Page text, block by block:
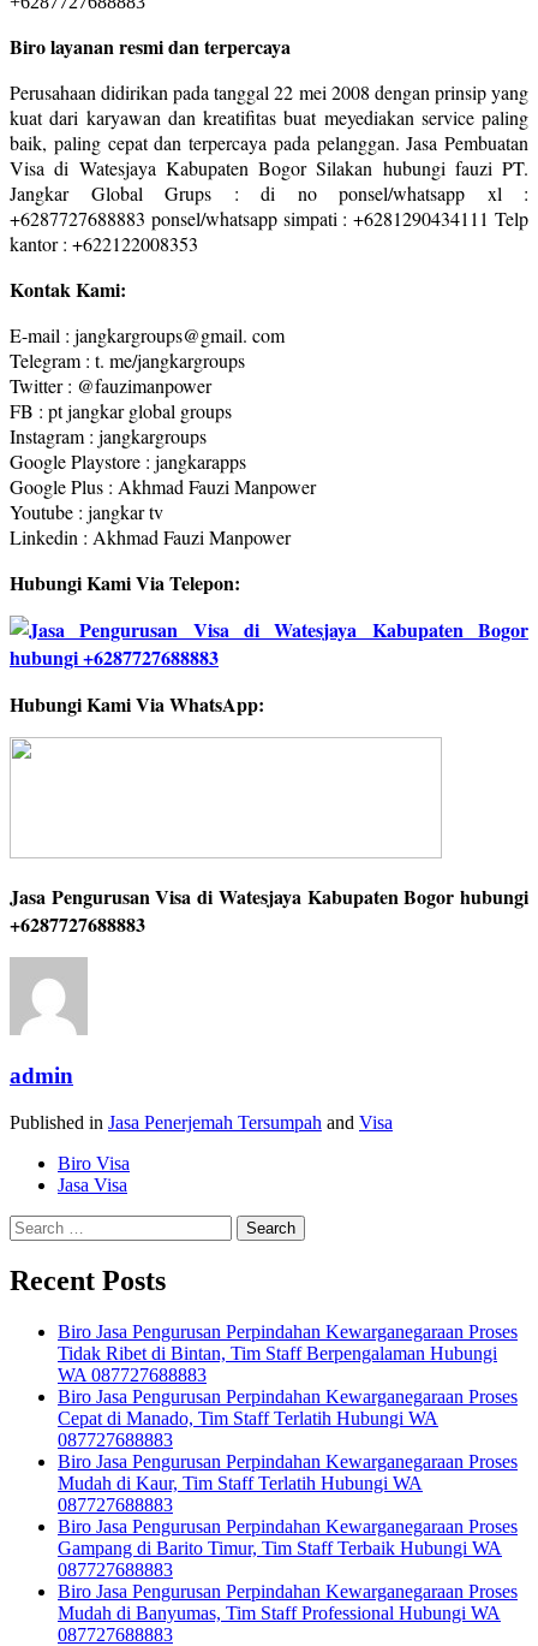
Biro layanan resmi dan terpercaya
Perusahaan didirikan pada tanggal 22 mei 2008 dengan prinsip yang
kuat dari karyawan dan kreatifitas buat meyediakan service paling
baik, paling cepat dan terpercaya pada pelanggan. Jasa Pembuatan
Visa di Watesjaya Kabupaten Bogor Silakan hubungi fauzi PT.
Jangkar Global Grups : di no ponsel/whatsapp xl :
+6287727688883 ponsel/whatsapp simpati : +6281290434111 Telp
kantor : +622122008353
Kontak Kami:
E-mail : jangkargroups@gmail. com
Telegram : t. me/jangkargroups
Twitter : @fauzimanpower
FB : pt jangkar global groups
Instagram : jangkargroups
Google Playstore : jangkarapps
Google Plus : Akhmad Fauzi Manpower
Youtube : jangkar tv
Linkedin : Akhmad Fauzi Manpower
Hubungi Kami Via Telepon:
Hubungi Kami Via WhatsApp:
Jasa Pengurusan Visa di Watesjaya Kabupaten Bogor hubungi
+6287727688883
admin
Published in Jasa Penerjemah Tersumpah and Visa
Biro Visa
Jasa Visa
Search
for:
Recent Posts
Biro Jasa Pengurusan Perpindahan Kewarganegaraan Proses
Tidak Ribet di Bintan, Tim Staff Berpengalaman Hubungi
WA 087727688883
Biro Jasa Pengurusan Perpindahan Kewarganegaraan Proses
Cepat di Manado, Tim Staff Terlatih Hubungi WA
087727688883
Biro Jasa Pengurusan Perpindahan Kewarganegaraan Proses
Mudah di Kaur, Tim Staff Terlatih Hubungi WA
087727688883
Biro Jasa Pengurusan Perpindahan Kewarganegaraan Proses
Gampang di Barito Timur, Tim Staff Terbaik Hubungi WA
087727688883
Biro Jasa Pengurusan Perpindahan Kewarganegaraan Proses
Mudah di Banyumas, Tim Staff Professional Hubungi WA
087727688883